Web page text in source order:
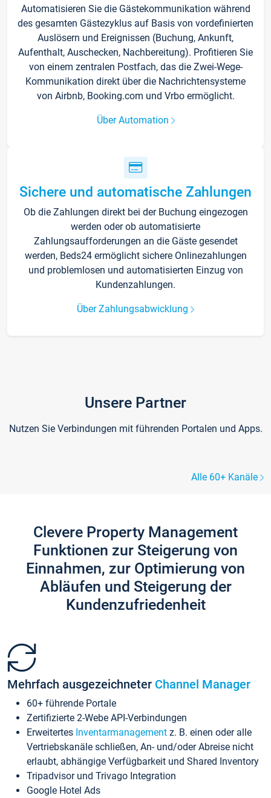
Automatisieren Sie die Gästekommunikation während
des gesamten Gästezyklus auf Basis von vordefinierten
Auslösern und Ereignissen (Buchung, Ankunft,
Aufenthalt, Auschecken, Nachbereitung). Profitieren Sie
von einem zentralen Postfach, das die Zwei-Wege-
Kommunikation direkt über die Nachrichtensysteme
von Airbnb, Booking.com und Vrbo ermöglicht.
Über Automation
Sichere und automatische Zahlungen
Ob die Zahlungen direkt bei der Buchung eingezogen
werden oder ob automatisierte
Zahlungsaufforderungen an die Gäste gesendet
werden, Beds24 ermöglicht sichere Onlinezahlungen
und problemlosen und automatisierten Einzug von
Kundenzahlungen.
Über Zahlungsabwicklung
Unsere Partner
Nutzen Sie Verbindungen mit führenden Portalen und Apps.
Alle 60+ Kanäle
Clevere Property Management
Funktionen zur Steigerung von
Einnahmen, zur Optimierung von
Abläufen und Steigerung der
Kundenzufriedenheit
Mehrfach ausgezeichneter Channel Manager
60+ führende Portale
Zertifizierte 2-Webe API-Verbindungen
Erweitertes Inventarmanagement z. B. einen oder alle
Vertriebskanäle schließen, An- und/oder Abreise nicht
erlaubt, abhängige Verfügbarkeit und Shared Inventory
Tripadvisor und Trivago Integration
Google Hotel Ads